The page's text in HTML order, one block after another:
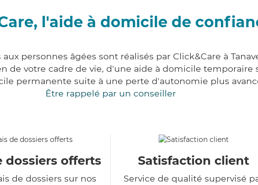
l'aide à domicile de
aux personnes âgées sont réalisés par Click&Care à
de votre cadre de vie, d'une aide à domicile
permanente suite à une perte d'autonomie plus
Être rappelé par un conseiller
dossiers offerts
de dossiers sur nos
Satisfaction client
Service de qualité supervisé